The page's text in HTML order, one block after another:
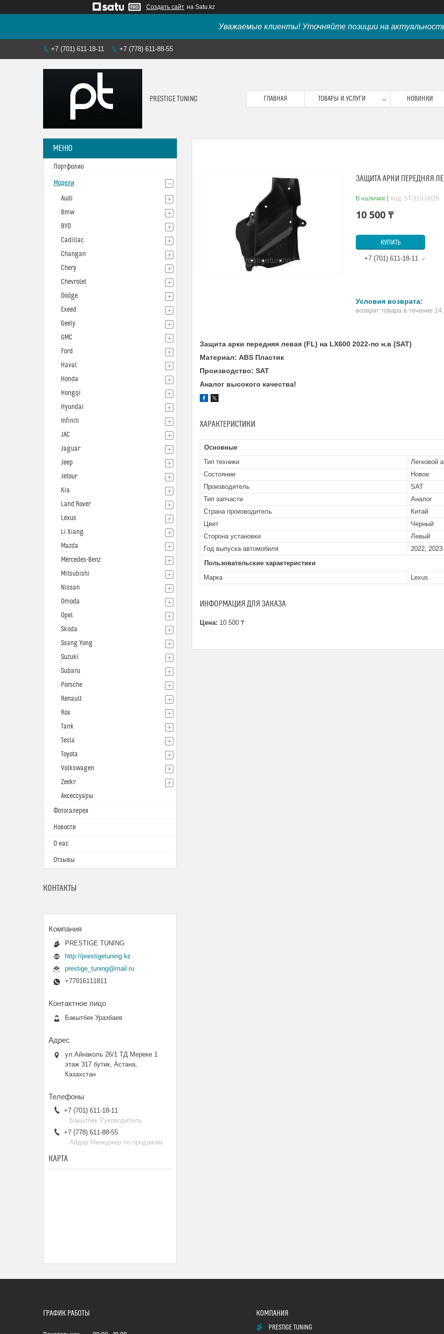
Создать сайт на Satu.kz
Уважаемые клиенты! Уточняйте позиции на
+7 (701) 611-18-11 +7 (778) 611-88-55
PRESTIGE TUNING ГЛАВНАЯ ТОВАРЫ И УСЛУГИ НОВИНКИ
ЗАЩИТА АРКИ ПЕРЕДНЯЯ
В наличии Код: ST-310-0026
10 500 ₸
КУПИТЬ
+7 (701) 611-18-11
возврат товара в течение 14
Защита арки передняя левая (FL) на LX600 2022-по н.в (SAT)
Материал: ABS Пластик
Производство: SAT
Аналог высокого качества!
ХАРАКТЕРИСТИКИ
Основные
Тип техники
Легковой
Состояние
Новое
Производитель
SAT
Тип запчасти
Аналог
Страна производитель
Китай
Цвет
Черный
Сторона установки
Левый
Год выпуска автомобиля
2022, 2023
Пользовательские характеристики
Марка
Lexus
ИНФОРМАЦИЯ ДЛЯ ЗАКАЗА
Цена: 10 500 ₸
Портфолио
Модели
Audi
Bmw
BYD
Cadillac
Changan
Chery
Chevrolet
Dodge
Exeed
Geely
GMC
Ford
Haval
Honda
Hongqi
Hyundai
Infiniti
JAC
Jaguar
Jeep
Jetour
Kia
Land Rover
Lexus
Li Xiang
Mazda
Mercedes-Benz
Mitsubishi
Nissan
Omoda
Opel
Skoda
Ssang Yong
Suzuki
Subaru
Porsche
Renault
Rox
Tank
Tesla
Toyota
Volkswagen
Zeekr
Аксессуары
Фотогалерея
Новости
О нас
Отзывы
КОНТАКТЫ
PRESTIGE TUNING
http://prestigetuning.kz
prestige_tuning@mail.ru
+77016111811
Бакытбек Уразбаев
ул.Айнаколь 26/1 ТД Мереке 1
этаж 317 бутик, Астана,
Казахстан
+7 (701) 611-18-11
Бакытбек Руководитель
+7 (778) 611-88-55
Айдар Менеджер по продажам
КАРТА
ГРАФИК РАБОТЫ
PRESTIGE TUNING